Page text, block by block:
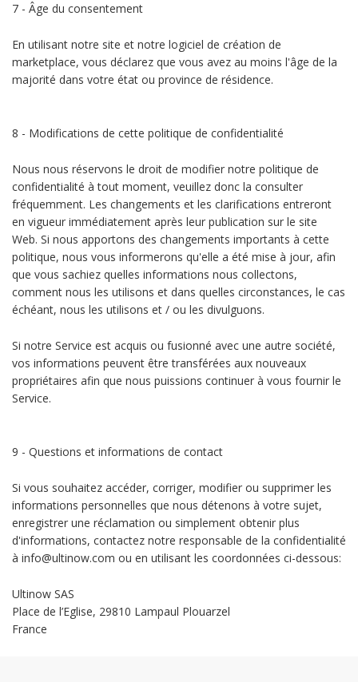
7 - Âge du consentement
En utilisant notre site et notre logiciel de création de
marketplace, vous déclarez que vous avez au moins l'âge de la
majorité dans votre état ou province de résidence.
8 - Modifications de cette politique de confidentialité
Nous nous réservons le droit de modifier notre politique de
confidentialité à tout moment, veuillez donc la consulter
fréquemment. Les changements et les clarifications entreront
en vigueur immédiatement après leur publication sur le site
Web. Si nous apportons des changements importants à cette
politique, nous vous informerons qu'elle a été mise à jour, afin
que vous sachiez quelles informations nous collectons,
comment nous les utilisons et dans quelles circonstances, le cas
échéant, nous les utilisons et / ou les divulguons.
Si notre Service est acquis ou fusionné avec une autre société,
vos informations peuvent être transférées aux nouveaux
propriétaires afin que nous puissions continuer à vous fournir le
Service.
9 - Questions et informations de contact
Si vous souhaitez accéder, corriger, modifier ou supprimer les
informations personnelles que nous détenons à votre sujet,
enregistrer une réclamation ou simplement obtenir plus
d'informations, contactez notre responsable de la confidentialité
à info@ultinow.com ou en utilisant les coordonnées ci-dessous:
Ultinow SAS
Place de l’Eglise, 29810 Lampaul Plouarzel
France